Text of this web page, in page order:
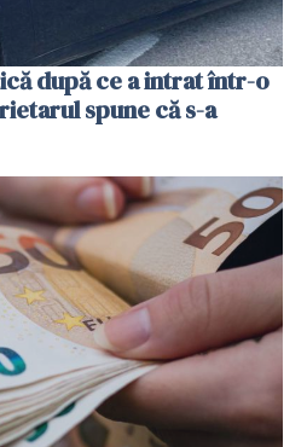
după ce a intrat într-o
spune că s-a